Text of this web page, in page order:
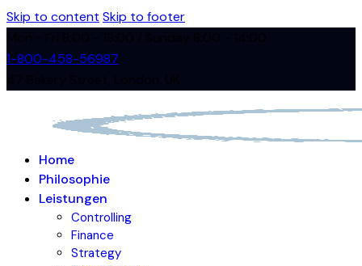
Skip to content Skip to footer
1-800-458-56987
Home
Philosophie
Leistungen
Controlling
Finance
Strategy